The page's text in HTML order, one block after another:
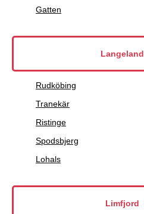
Gatten
Langeland
Rudköbing
Tranekär
Ristinge
Spodsbjerg
Lohals
Limfjord